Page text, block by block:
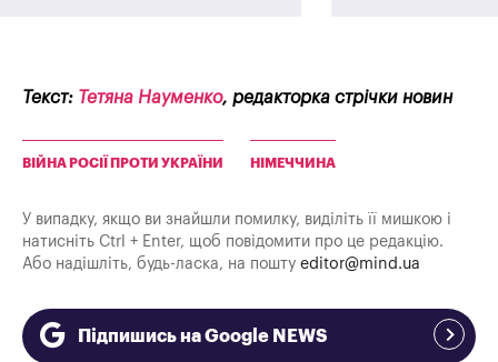
Текст: Тетяна Науменко, редакторка стрічки новин
ВІЙНА РОСІЇ ПРОТИ УКРАЇНИ НІМЕЧЧИНА
У випадку, якщо ви знайшли помилку, виділіть її мишкою і
натисніть Ctrl + Enter, щоб повідомити про це редакцію.
Або надішліть, будь-ласка, на пошту editor@mind.ua
Підпишись на Google NEWS